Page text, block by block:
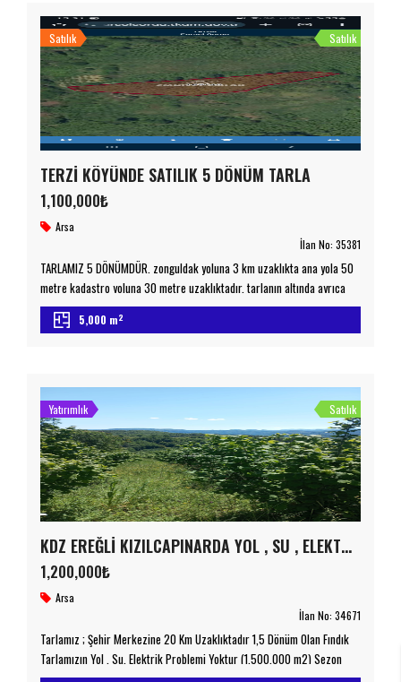
Satılık Satılık
TERZİ KÖYÜNDE SATILIK 5 DÖNÜM TARLA
1,100,000₺
Arsa
İlan No: 35381
TARLAMIZ 5 DÖNÜMDÜR. zonguldak yoluna 3 km uzaklıkta ana yola 50
metre kadastro yoluna 30 metre uzaklıktadır. tarlanın altında ayrıca
orman yolu bulunmaktadır. Sezon Sonu 100 Kg Fındık Mahsulü
Yapılmaktadır özel sebeplerden satılıktır. Detaylı Bilgi İçin Lütfen
5,000 m2
Yatırımlık Satılık
KDZ EREĞLİ KIZILCAPINARDA YOL , SU , ELEKTRİK PROBLEMİ OLMAYAN SATILIK FINDIK TARLASI
1,200,000₺
Arsa
İlan No: 34671
Tarlamız ; Şehir Merkezine 20 Km Uzaklıktadır 1,5 Dönüm Olan Fındık
Tarlamızın Yol , Su, Elektrik Problemi Yoktur (1.500.000 m2) Sezon
Sonu 300 Kg Fındık Mahsulü Yapılmaktadır Detaylı Bilgi İçin Lütfen